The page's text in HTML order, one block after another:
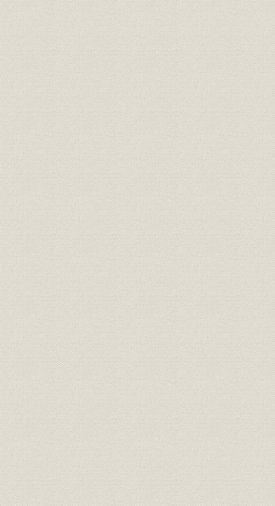
1. 大阪本社に代表室を設置
2. 京滋対策や関西独自のネット対策に力
3. 名古屋支社、新社屋機に飛躍
4. 西部支社も別館稼働で新たな発展
5. 札幌支社 多彩なイベントを展開
第6節 ブランド戦略とグローバルネットワーク
1. NIKKEIで世界に発信
2. 日経ファンを開拓
3. 知的財産権を一元管理
第7節 新社屋プロジェクトが始動
1. 日経グループ飛躍の拠点
2. 都市再生に貢献
第2章 世紀を超えた言論・報道活動
第1節 質量ともに飛躍 日本経済新聞
1. 44・48ページ紙面の誕生とカラー強化
2. 新たな価値創造、世紀超え激動の10年
3. スクープ量産、新聞協会賞も続々
4. 光る連載企画、時代をリード
5. プラス1創刊、週末・週初・夕刊も充実
6. 取材・編集体制さらに充実